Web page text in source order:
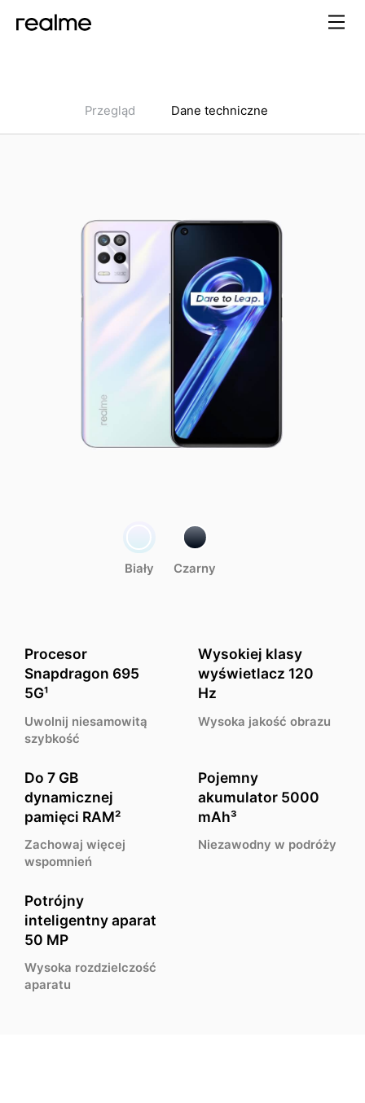
Przegląd Dane techniczne
Procesor
Snapdragon 695
5G¹
Uwolnij niesamowitą
szybkość
Wysokiej klasy
wyświetlacz 120
Hz
Wysoka jakość obrazu
Do 7 GB
dynamicznej
pamięci RAM²
Zachowaj więcej
wspomnień
Pojemny
akumulator 5000
mAh³
Niezawodny w podróży
Potrójny
inteligentny aparat
50 MP
Wysoka rozdzielczość
aparatu
Biały Czarny